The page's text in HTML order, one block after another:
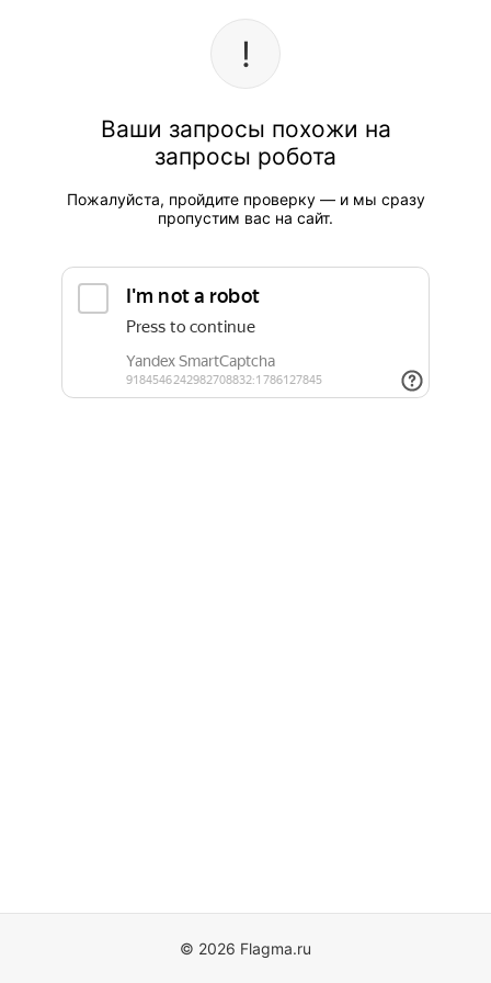
Ваши запросы похожи на
запросы робота
Пожалуйста, пройдите проверку — и мы сразу
пропустим вас на сайт.
© 2026 Flagma.ru